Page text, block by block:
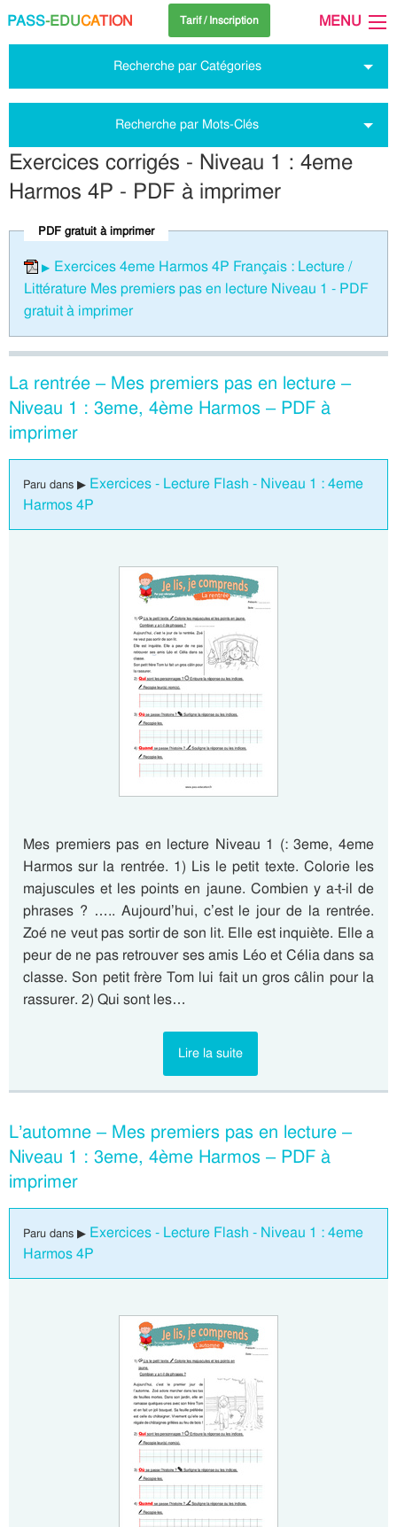
PASS-EDUCATION Tarif / Inscription MENU
Recherche par Catégories
Recherche par Mots-Clés
Exercices corrigés - Niveau 1 : 4eme
Harmos 4P - PDF à imprimer
PDF gratuit à imprimer
Exercices 4eme Harmos 4P Français : Lecture /
Littérature Mes premiers pas en lecture Niveau 1 - PDF
gratuit à imprimer
La rentrée – Mes premiers pas en lecture –
Niveau 1 : 3eme, 4ème Harmos – PDF à
imprimer
Paru dans ▶ Exercices - Lecture Flash - Niveau 1 : 4eme
Harmos 4P
Mes premiers pas en lecture Niveau 1 (: 3eme, 4eme
Harmos sur la rentrée. 1) Lis le petit texte. Colorie les
majuscules et les points en jaune. Combien y a-t-il de
phrases ? ….. Aujourd’hui, c’est le jour de la rentrée.
Zoé ne veut pas sortir de son lit. Elle est inquiète. Elle a
peur de ne pas retrouver ses amis Léo et Célia dans sa
classe. Son petit frère Tom lui fait un gros câlin pour la
rassurer. 2) Qui sont les…
Lire la suite
L’automne – Mes premiers pas en lecture –
Niveau 1 : 3eme, 4ème Harmos – PDF à
imprimer
Paru dans ▶ Exercices - Lecture Flash - Niveau 1 : 4eme
Harmos 4P